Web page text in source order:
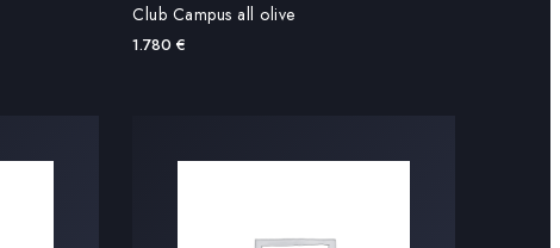
Club Campus all olive
1.780 €